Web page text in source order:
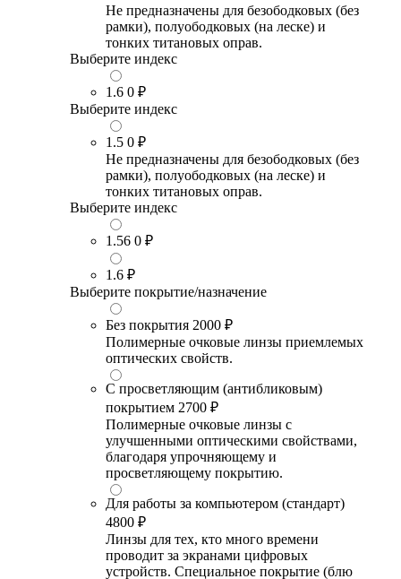
Не предназначены для безободковых (без
рамки), полуободковых (на леске) и
тонких титановых оправ.
Выберите индекс
1.6 0 ₽
Выберите индекс
1.5 0 ₽
Не предназначены для безободковых (без
рамки), полуободковых (на леске) и
тонких титановых оправ.
Выберите индекс
1.56 0 ₽
1.6 ₽
Выберите покрытие/назначение
Без покрытия 2000 ₽
Полимерные очковые линзы приемлемых
оптических свойств.
С просветляющим (антибликовым)
покрытием 2700 ₽
Полимерные очковые линзы с
улучшенными оптическими свойствами,
благодаря упрочняющему и
просветляющему покрытию.
Для работы за компьютером (стандарт)
4800 ₽
Линзы для тех, кто много времени
проводит за экранами цифровых
устройств. Специальное покрытие (блю